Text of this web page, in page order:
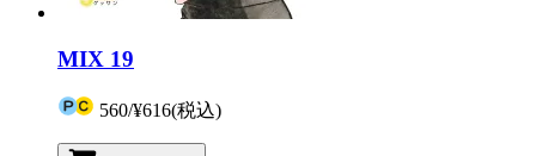
MIX 19
560/¥616(税込)